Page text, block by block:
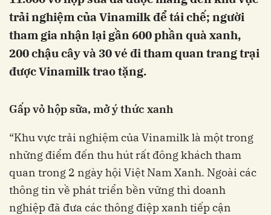
trải nghiệm của Vinamilk để tái chế; người
tham gia nhận lại gần 600 phần quà xanh,
200 chậu cây và 30 vé đi tham quan trang trại
được Vinamilk trao tặng.
Gấp vỏ hộp sữa, mở ý thức xanh
“Khu vực trải nghiệm của Vinamilk là một trong
những điểm đến thu hút rất đông khách tham
quan trong 2 ngày hội Việt Nam Xanh. Ngoài các
thông tin về phát triển bền vững thì doanh
nghiệp đã đưa các thông điệp xanh tiếp cận